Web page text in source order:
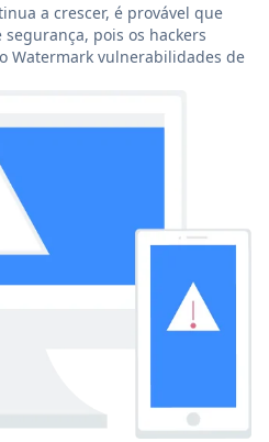
a crescer, é provável que
pois os hackers
Watermark vulnerabilidades de